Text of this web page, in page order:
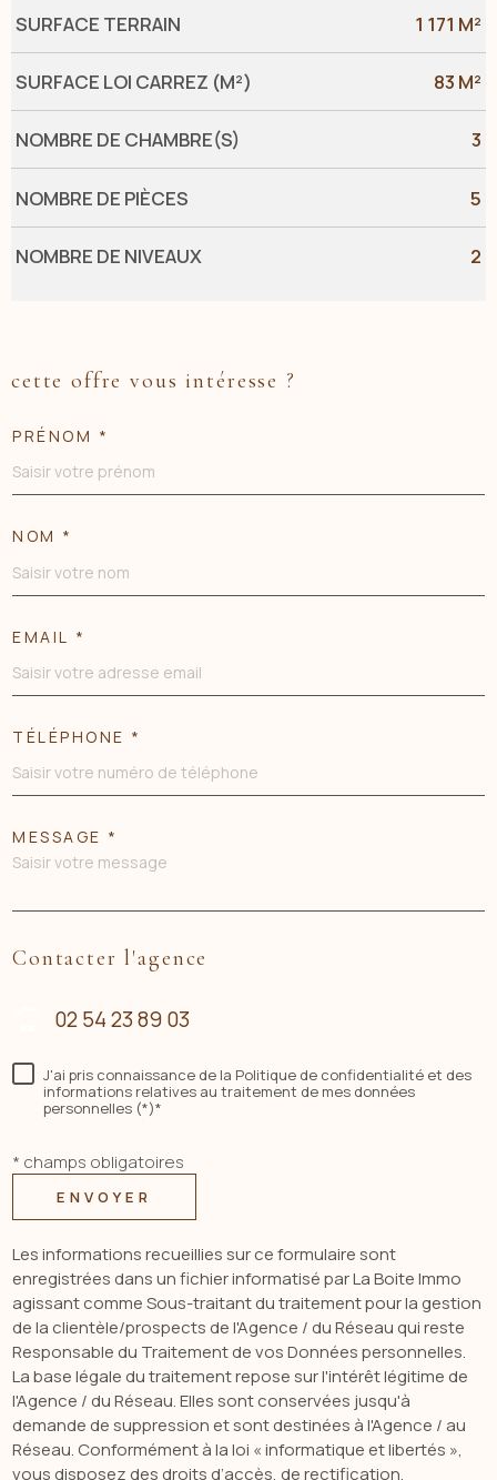
SURFACE TERRAIN 1 171 M²
SURFACE LOI CARREZ (M²) 83 M²
NOMBRE DE CHAMBRE(S) 3
NOMBRE DE PIÈCES 5
NOMBRE DE NIVEAUX 2
cette offre vous intéresse ?
PRÉNOM *
NOM *
EMAIL *
TÉLÉPHONE *
MESSAGE *
Contacter l'agence
02 54 23 89 03
J'ai pris connaissance de la Politique de confidentialité et des
informations relatives au traitement de mes données
personnelles (*)*
* champs obligatoires
ENVOYER
Les informations recueillies sur ce formulaire sont
enregistrées dans un fichier informatisé par La Boite Immo
agissant comme Sous-traitant du traitement pour la gestion
de la clientèle/prospects de l'Agence / du Réseau qui reste
Responsable du Traitement de vos Données personnelles.
La base légale du traitement repose sur l'intérêt légitime de
l'Agence / du Réseau. Elles sont conservées jusqu'à
demande de suppression et sont destinées à l'Agence / au
Réseau. Conformément à la loi « informatique et libertés »,
vous disposez des droits d’accès, de rectification,